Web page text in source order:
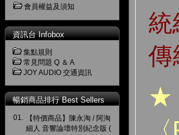
會員權益及須知
資訊台 Infobox
集點規則
常見問題 Q ＆ A
JOY AUDIO 交通資訊
暢銷商品排行 Best Sellers
01.
【特價商品】陳永淘 / 阿淘
細人 音響論壇特別紀念版 (
統
傳
★